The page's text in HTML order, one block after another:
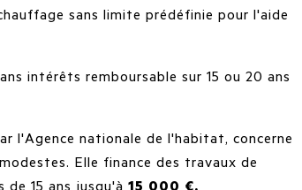
sans limite prédéfinie pour l'aide
intérêts remboursable sur 15 ou 20 ans
l'Agence nationale de l'habitat, concerne
Elle finance des travaux de
15 ans jusqu'à 15 000 €.